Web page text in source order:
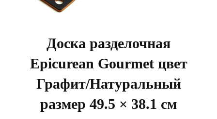
Доска разделочная
Epicurean Gourmet цвет
Графит/Натуральный
размер 49.5 × 38.1 см